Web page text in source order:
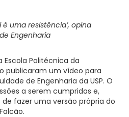
é uma resistência’, opina
Engenharia
Escola Politécnica da
publicaram um vídeo para
de Engenharia da USP. O
a serem cumpridas e,
fazer uma versão própria do